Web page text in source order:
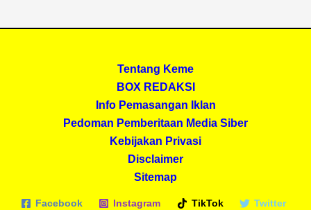
Tentang Keme
BOX REDAKSI
Info Pemasangan Iklan
Pedoman Pemberitaan Media Siber
Kebijakan Privasi
Disclaimer
Sitemap
Facebook Instagram TikTok
Twitter